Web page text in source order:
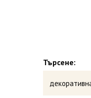
Търсене: